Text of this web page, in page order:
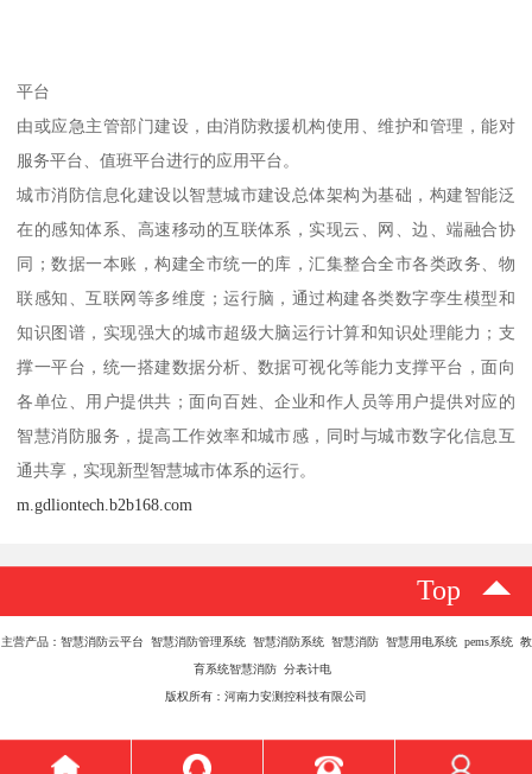
平台
由或应急主管部门建设，由消防救援机构使用、维护和管理，能对
服务平台、值班平台进行的应用平台。
城市消防信息化建设以智慧城市建设总体架构为基础，构建智能泛
在的感知体系、高速移动的互联体系，实现云、网、边、端融合协
同；数据一本账，构建全市统一的库，汇集整合全市各类政务、物
联感知、互联网等多维度；运行脑，通过构建各类数字孪生模型和
知识图谱，实现强大的城市超级大脑运行计算和知识处理能力；支
撑一平台，统一搭建数据分析、数据可视化等能力支撑平台，面向
各单位、用户提供共；面向百姓、企业和作人员等用户提供对应的
智慧消防服务，提高工作效率和城市感，同时与城市数字化信息互
通共享，实现新型智慧城市体系的运行。
m.gdliontech.b2b168.com
Top
主营产品：智慧消防云平台 智慧消防管理系统 智慧消防系统 智慧消防 智慧用电系统 pems系统 教
育系统智慧消防 分表计电
版权所有：河南力安测控科技有限公司